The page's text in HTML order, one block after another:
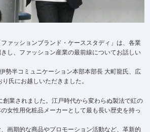
ァッションブランド・ケーススタディ」は、各業
し、ファッション産業の最前線についてお話しい
勢半コミュニケーション本部本部長 大町龍氏、広
氏にお越しいただきました。
業されました。江戸時代から変わらぬ製法で紅の
女性用化粧品メーカーとして最も長い歴史を持っ
画期的な商品やプロモーション活動など、革新的